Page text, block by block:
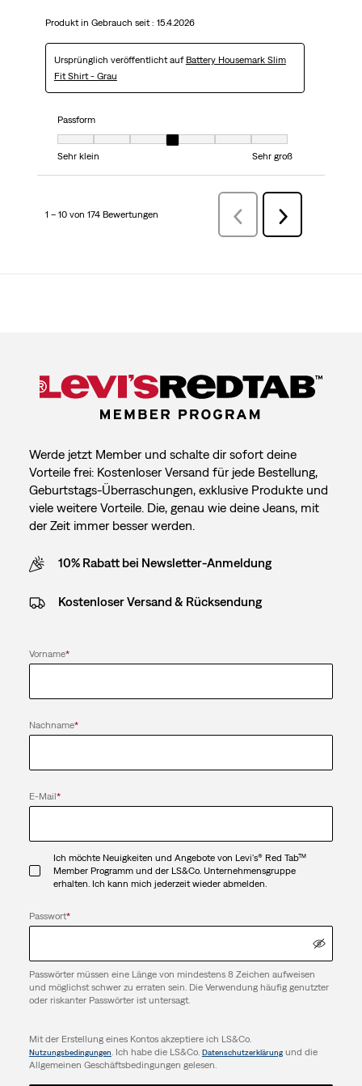
Produkt in Gebrauch seit : 15.4.2026
Ursprünglich veröffentlicht auf Battery Housemark Slim
Fit Shirt - Grau
Passform
Passform, 4 von 7, wobei 1 gleich Sehr klein ist und 7 gleich Sehr groß
Sehr klein
Sehr groß
1 – 10 von 174 Bewertungen ZurückBewertungen
Weiter
Bewertungen
Werde jetzt Member und schalte dir sofort deine
Vorteile frei: Kostenloser Versand für jede Bestellung,
Geburtstags-Überraschungen, exklusive Produkte und
viele weitere Vorteile. Die, genau wie deine Jeans, mit
der Zeit immer besser werden.
10% Rabatt bei Newsletter-Anmeldung
Kostenloser Versand & Rücksendung
Vorname*
Nachname*
E-Mail*
Ich möchte Neuigkeiten und Angebote von Levi's® Red Tab™
Member Programm und der LS&Co. Unternehmensgruppe
erhalten. Ich kann mich jederzeit wieder abmelden.
Passwort*
Passwörter müssen eine Länge von mindestens 8 Zeichen aufweisen
und möglichst schwer zu erraten sein. Die Verwendung häufig genutzter
oder riskanter Passwörter ist untersagt.
Mit der Erstellung eines Kontos akzeptiere ich LS&Co.
Nutzungsbedingungen. Ich habe die LS&Co. Datenschutzerklärungund die
Allgemeinen Geschäftsbedingungen gelesen.